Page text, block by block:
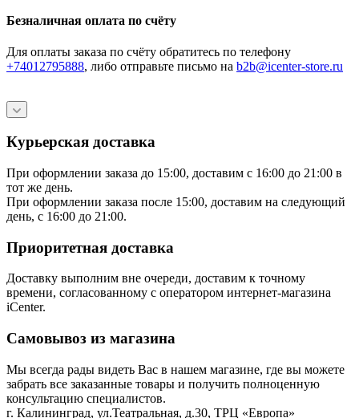
Безналичная оплата по счёту
Для оплаты заказа по счёту обратитесь по телефону
+74012795888, либо отправьте письмо на b2b@icenter-store.ru
Курьерская доставка
При оформлении заказа до 15:00, доставим с 16:00 до 21:00 в
тот же день.
При оформлении заказа после 15:00, доставим на следующий
день, с 16:00 до 21:00.
Приоритетная доставка
Доставку выполним вне очереди, доставим к точному
времени, согласованному с оператором интернет-магазина
iCenter.
Самовывоз из магазина
Мы всегда рады видеть Вас в нашем магазине, где вы можете
забрать все заказанные товары и получить полноценную
консультацию специалистов.
г. Калининград, ул.Театральная, д.30, ТРЦ «Европа»